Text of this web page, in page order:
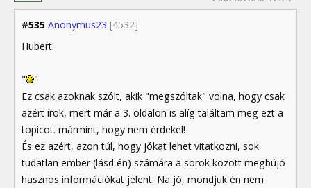
#535 Anonymus23 [4532]
Hubert:
"
"
Ez csak azoknak szólt, akik "megszóltak" volna, hogy csak
azért írok, mert már a 3. oldalon is alíg találtam meg ezt a
topicot. mármint, hogy nem érdekel!
És ez azért, azon túl, hogy jókat lehet vitatkozni, sok
tudatlan ember (lásd én) számára a sorok között megbújó
hasznos információkat jelent. Na jó, mondjuk én nem